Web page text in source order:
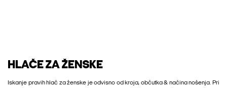
HLAČE ZA ŽENSKE
Iskanje pravih hlač za ženske je odvisno od kroja, občutka & načina nošenja. Pri